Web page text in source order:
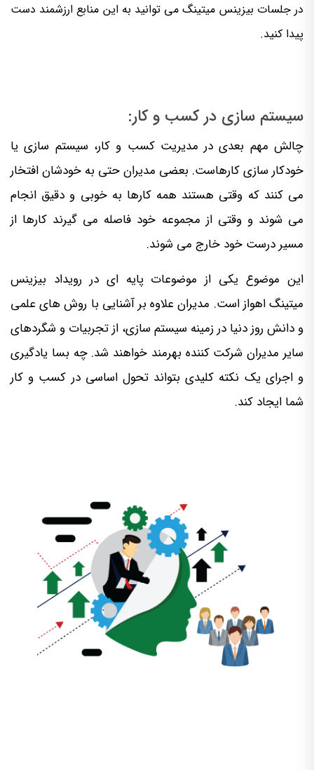
در جلسات بیزینس میتینگ می توانید به این منابع ارزشمند دست
پیدا کنید.
سیستم سازی در کسب و کار:
چالش مهم بعدی در مدیریت کسب و کار، سیستم سازی یا
خودکار سازی کارهاست. بعضی مدیران حتی به خودشان افتخار
می کنند که وقتی هستند همه کارها به خوبی و دقیق انجام
می شوند و وقتی از مجموعه خود فاصله می گیرند کارها از
مسیر درست خود خارج می شوند.
این موضوع یکی از موضوعات پایه ای در رویداد بیزینس
میتینگ اهواز است. مدیران علاوه بر آشنایی با روش های علمی
و دانش روز دنیا در زمینه سیستم سازی، از تجربیات و شگردهای
سایر مدیران شرکت کننده بهرمند خواهند شد. چه بسا یادگیری
و اجرای یک نکته کلیدی بتواند تحول اساسی در کسب و کار
شما ایجاد کند.